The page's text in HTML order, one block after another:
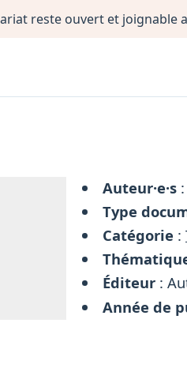
reste ouvert et joignable
Auteur·e·s
Type
Catégorie :
Éditeur :
Année de